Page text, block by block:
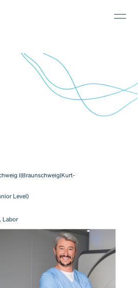
I|Braunschweig|Kurt-
Level)
Labor